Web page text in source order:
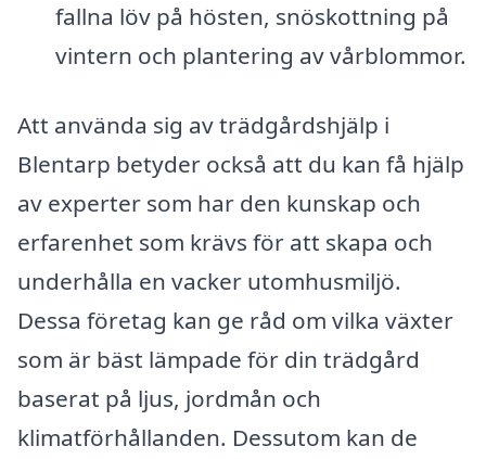
fallna löv på hösten, snöskottning på
vintern och plantering av vårblommor.
Att använda sig av trädgårdshjälp i
Blentarp betyder också att du kan få hjälp
av experter som har den kunskap och
erfarenhet som krävs för att skapa och
underhålla en vacker utomhusmiljö.
Dessa företag kan ge råd om vilka växter
som är bäst lämpade för din trädgård
baserat på ljus, jordmån och
klimatförhållanden. Dessutom kan de